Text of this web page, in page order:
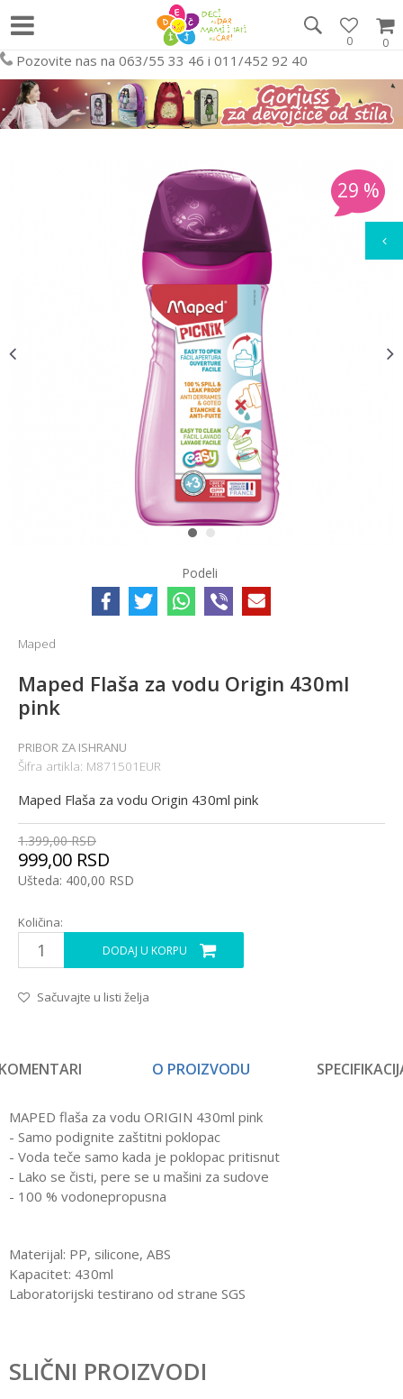
0
0
Pozovite nas na 063/55 33 46 i 011/452 92 40
1 2
29 %
Podeli
Maped
Maped Flaša za vodu Origin 430ml
pink
PRIBOR ZA ISHRANU
Šifra artikla: M871501EUR
Maped Flaša za vodu Origin 430ml pink
1.399,00 RSD
999,00 RSD
Ušteda: 400,00 RSD
Količina:
DODAJ U KORPU
Sačuvajte u listi želja
O PROIZVODU
MAPED flaša za vodu ORIGIN 430ml pink
- Samo podignite zaštitni poklopac
- Voda teče samo kada je poklopac pritisnut
- Lako se čisti, pere se u mašini za sudove
- 100 % vodonepropusna
Materijal: PP, silicone, ABS
Kapacitet: 430ml
Laboratorijski testirano od strane SGS
Ime/Nadimak
SLIČNI PROIZVODI